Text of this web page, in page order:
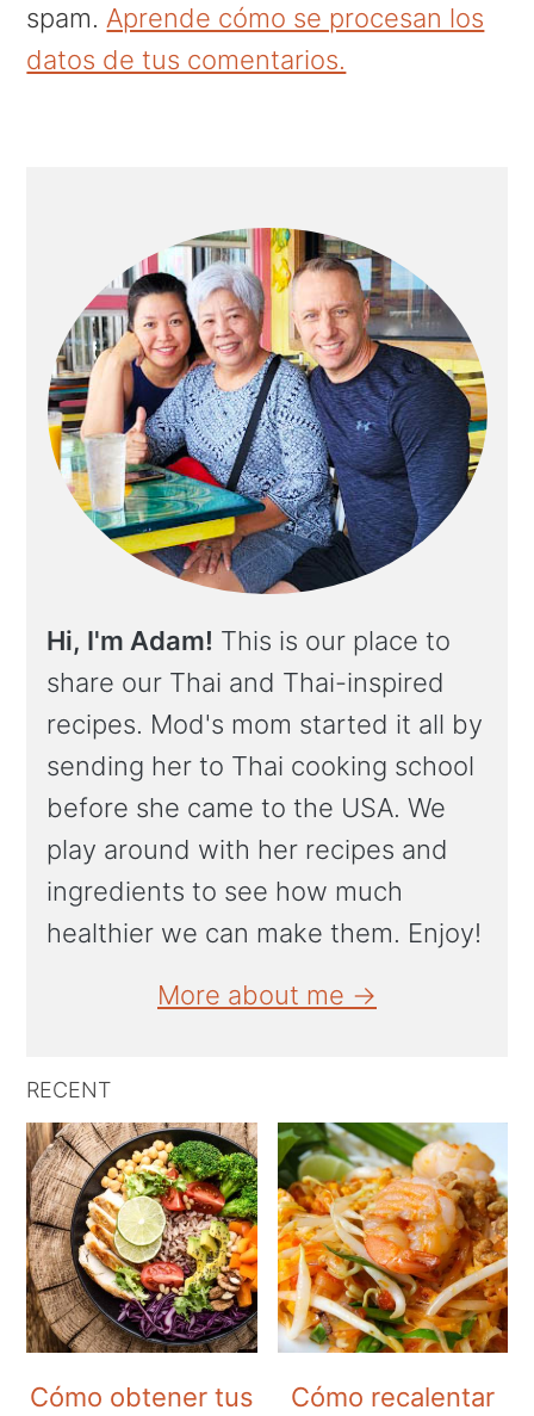
spam.Aprende cómo se procesan los
datos de tus comentarios.
Hi, I'm Adam! This is our place to
share our Thai and Thai-inspired
recipes. Mod's mom started it all by
sending her to Thai cooking school
before she came to the USA. We
play around with her recipes and
ingredients to see how much
healthier we can make them. Enjoy!
More about me →
RECENT
Cómo obtener tus Cómo recalentar